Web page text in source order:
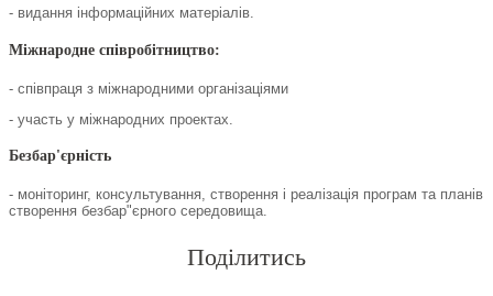
- видання інформаційних матеріалів.
Міжнародне співробітництво:
- співпраця з міжнародними організаціями
- участь у міжнародних проектах.
Безбар'єрність
- моніторинг, консультування, створення і реалізація програм та планів
створення безбар"єрного середовища.
Поділитись